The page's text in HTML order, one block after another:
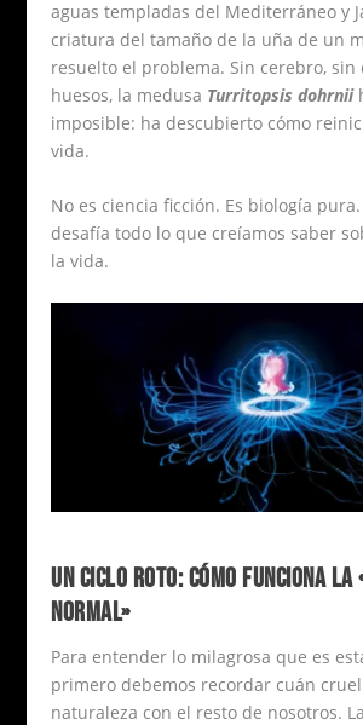
aguas templadas del Mediterráneo y
criatura del tamaño de la uña de un
resuelto el problema. Sin cerebro, sin
huesos, la medusa Turritopsis dohrnii
imposible: ha descubierto cómo
vida.
No es ciencia ficción. Es biología
desafía todo lo que creíamos saber
la vida.
UN CICLO ROTO: CÓMO FUNCIONA LA
NORMAL»
Para entender lo milagrosa que es
primero debemos recordar cuán
naturaleza con el resto de nosotros.